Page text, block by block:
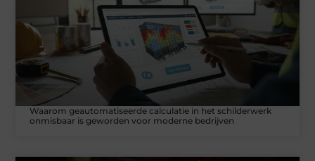
Waarom geautomatiseerde calculatie in het schilderwerk
onmisbaar is geworden voor moderne bedrijven